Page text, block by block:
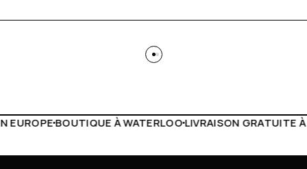
LIVRAISON GRATUITE À PARTIR DE 150€LIVE